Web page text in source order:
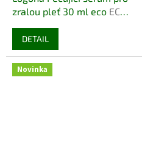
zralou pleť 30 ml eco ECO
DETAIL
Novinka